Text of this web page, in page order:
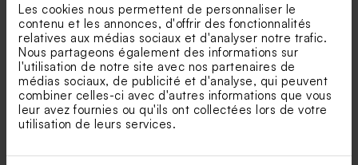
Les cookies nous permettent de personnaliser le
contenu et les annonces, d'offrir des fonctionnalités
relatives aux médias sociaux et d'analyser notre trafic.
Nous partageons également des informations sur
l'utilisation de notre site avec nos partenaires de
médias sociaux, de publicité et d'analyse, qui peuvent
combiner celles-ci avec d'autres informations que vous
leur avez fournies ou qu'ils ont collectées lors de votre
utilisation de leurs services.
Diffuseur de parfum
communion en verre
Bougie en verre et liège
communion
Limited edition